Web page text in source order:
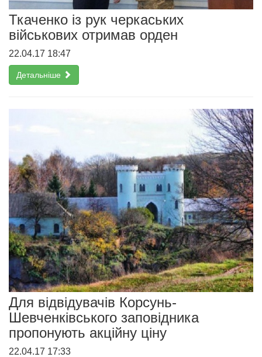
Ткаченко із рук черкаських
військових отримав орден
22.04.17 18:47
Детальніше
Для відвідувачів Корсунь-
Шевченківського заповідника
пропонують акційну ціну
22.04.17 17:33